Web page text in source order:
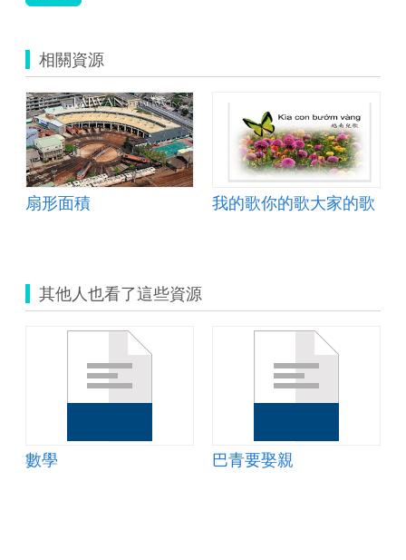
相關資源
扇形面積 我的歌你的歌大家的歌
其他人也看了這些資源
數學 巴青要娶親